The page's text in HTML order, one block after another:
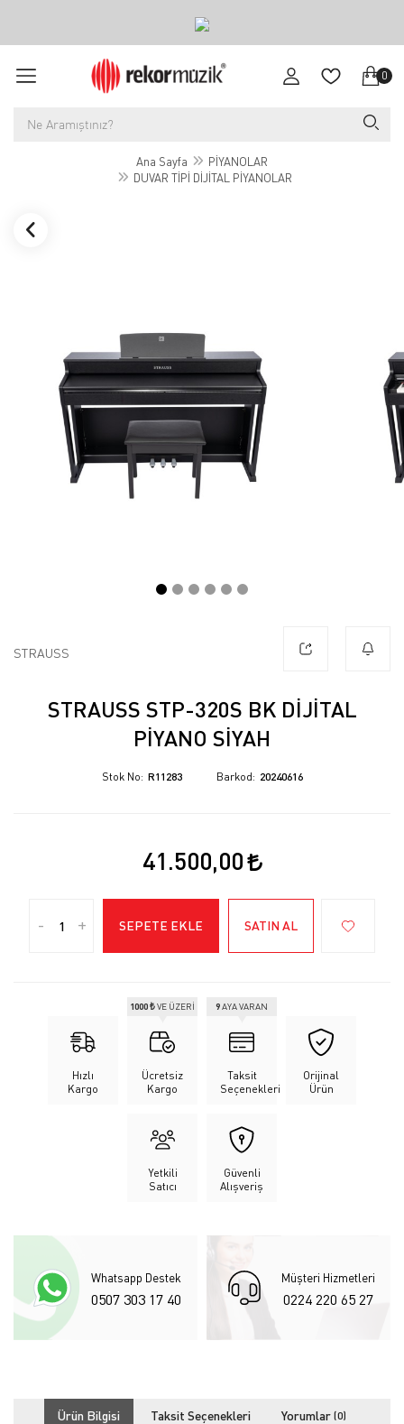
0
Ana Sayfa
PİYANOLAR
DUVAR TİPİ DİJİTAL PİYANOLAR
STRAUSS
STRAUSS STP-320S BK DIJITAL
PIYANO SIYAH
Stok No R11283 Barkod 20240616
41.500,00
- + SEPETE EKLE SATIN AL
Hızlı
Kargo
Ücretsiz
Kargo
1000 ₺VE ÜZERİ
Taksit
Seçenekleri
9AYA VARAN
Orijinal
Ürün
Yetkili
Satıcı
Güvenli
Alışveriş
Whatsapp Destek
0507 303 17 40
Müşteri Hizmetleri
0224 220 65 27
Ürün Bilgisi Taksit Seçenekleri Yorumlar (0)